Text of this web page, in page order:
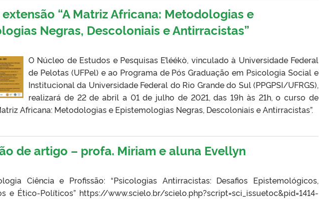
“A Matriz Africana: Metodologias e
Negras, Descoloniais e Antirracistas”
O Núcleo de Estudos e Pesquisas E’léékò, vinculado à Universidade Federal
de Pelotas (UFPel) e ao Programa de Pós Graduação em Psicologia Social e
Institucional da Universidade Federal do Rio Grande do Sul (PPGPSI/UFRGS),
realizará de 22 de abril a 01 de julho de 2021, das 19h às 21h, o curso de
Africana: Metodologias e Epistemologias Negras, Descoloniais e Antirracistas”.
de artigo – profa. Miriam e aluna Evellyn
Ciência e Profissão: “Psicologias Antirracistas: Desafios Epistemológicos,
e Ético-Políticos” https://www.scielo.br/scielo.php?script=sci_issuetoc&pid=1414-